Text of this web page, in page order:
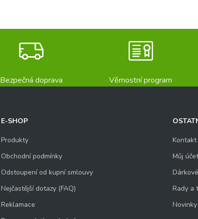
Bezpečná doprava Věrnostní program
E-SHOP
Produkty
Obchodní podmínky
Odstoupení od kupní smlouvy
Nejčastější dotazy (FAQ)
Reklamace
Kontakt
Můj účet
Rady a
Novinky